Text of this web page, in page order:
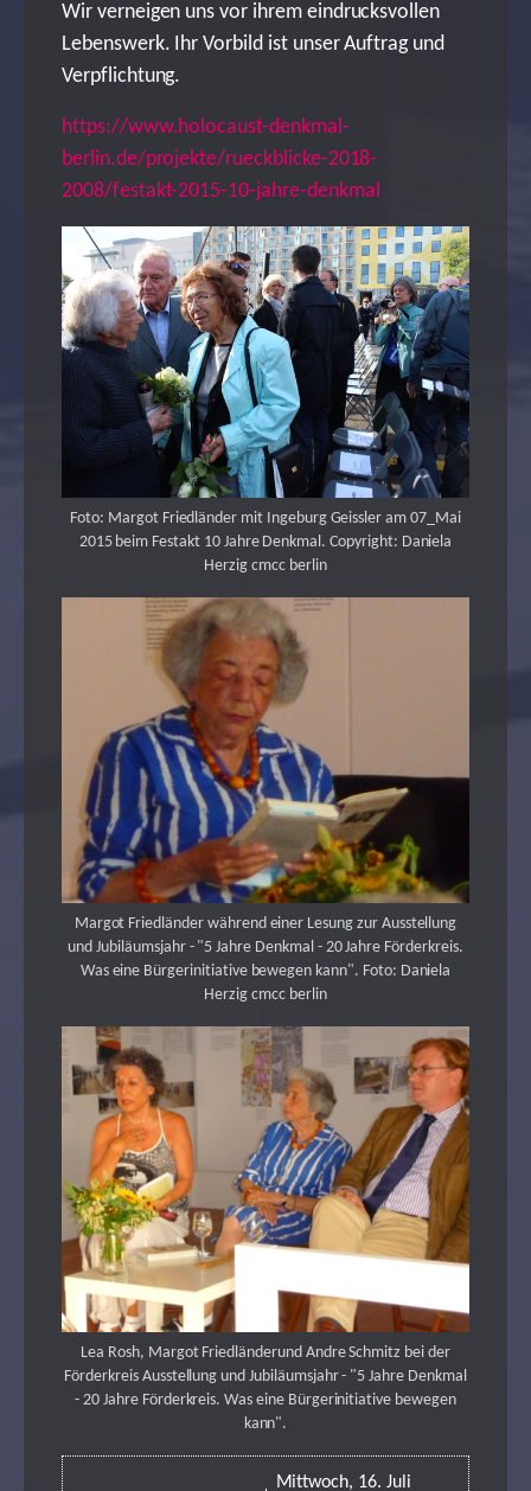
Wir verneigen uns vor ihrem eindrucksvollen
Lebenswerk. Ihr Vorbild ist unser Auftrag und
Verpflichtung.
https://www.holocaust-denkmal-
berlin.de/projekte/rueckblicke-2018-
2008/festakt-2015-10-jahre-denkmal
Foto: Margot Friedländer mit Ingeburg Geissler am 07_Mai
2015 beim Festakt 10 Jahre Denkmal. Copyright: Daniela
Herzig cmcc berlin
Margot Friedländer während einer Lesung zur Ausstellung
und Jubiläumsjahr - "5 Jahre Denkmal - 20 Jahre Förderkreis.
Was eine Bürgerinitiative bewegen kann". Foto: Daniela
Herzig cmcc berlin
Lea Rosh, Margot Friedländerund Andre Schmitz bei der
Förderkreis Ausstellung und Jubiläumsjahr - "5 Jahre Denkmal
- 20 Jahre Förderkreis. Was eine Bürgerinitiative bewegen
kann".
Mittwoch, 16. Juli